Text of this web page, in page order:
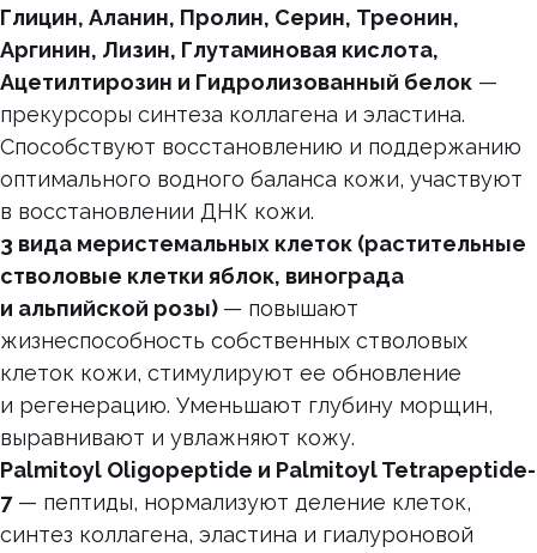
Глицин, Аланин, Пролин, Серин, Треонин,
Аргинин, Лизин, Глутаминовая кислота,
Ацетилтирозин и Гидролизованный белок —
прекурсоры синтеза коллагена и эластина.
Способствуют восстановлению и поддержанию
оптимального водного баланса кожи, участвуют
в восстановлении ДНК кожи.
3 вида меристемальных клеток (растительные
стволовые клетки яблок, винограда
и альпийской розы) — повышают
жизнеспособность собственных стволовых
клеток кожи, стимулируют ее обновление
и регенерацию. Уменьшают глубину морщин,
выравнивают и увлажняют кожу.
Palmitoyl Oligopeptide и Palmitoyl Tetrapeptide-
7— пептиды, нормализуют деление клеток,
синтез коллагена, эластина и гиалуроновой